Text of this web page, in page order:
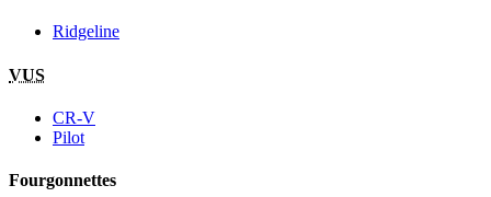
Ridgeline
VUS
CR-V
Pilot
Fourgonnettes